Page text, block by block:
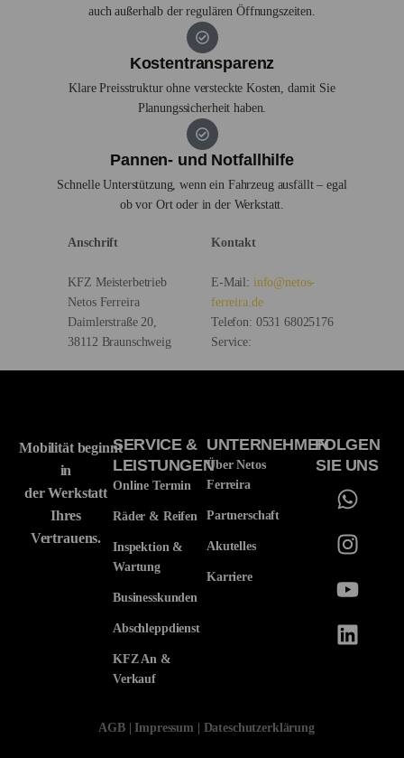
auch außerhalb der regulären Öffnungszeiten.
Kostentransparenz
Klare Preisstruktur ohne versteckte Kosten, damit Sie
Planungssicherheit haben.
Pannen- und Notfallhilfe
Schnelle Unterstützung, wenn ein Fahrzeug ausfällt – egal
ob vor Ort oder in der Werkstatt.
Anschrift
KFZ Meisterbetrieb
Netos Ferreira
Daimlerstraße 20,
38112 Braunschweig
Kontakt
E-Mail: info@netos-
ferreira.de
Telefon: 0531 68025176
Service:
Mobilität beginnt
in
derWerkstatt
Ihres
Vertrauens.
SERVICE &
LEISTUNGEN
Online Termin
Räder & Reifen
Inspektion &
Wartung
Businesskunden
Abschleppdienst
KFZ An &
Verkauf
UNTERNEHMEN
Über Netos
Ferreira
Partnerschaft
Akutelles
Karriere
FOLGEN
SIE UNS
AGB|Impressum Dateschutzerklärung
Termin Buchen